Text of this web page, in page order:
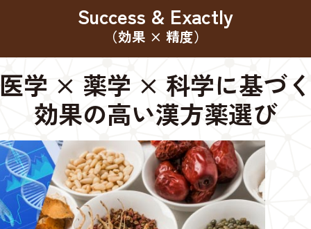
Success & Exactly
（効果 × 精度）
医学 × 薬学 × 科学に基づく
効果の高い漢方薬選び